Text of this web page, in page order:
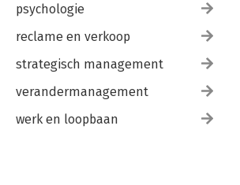
psychologie
reclame en verkoop
strategisch management
verandermanagement
werk en loopbaan